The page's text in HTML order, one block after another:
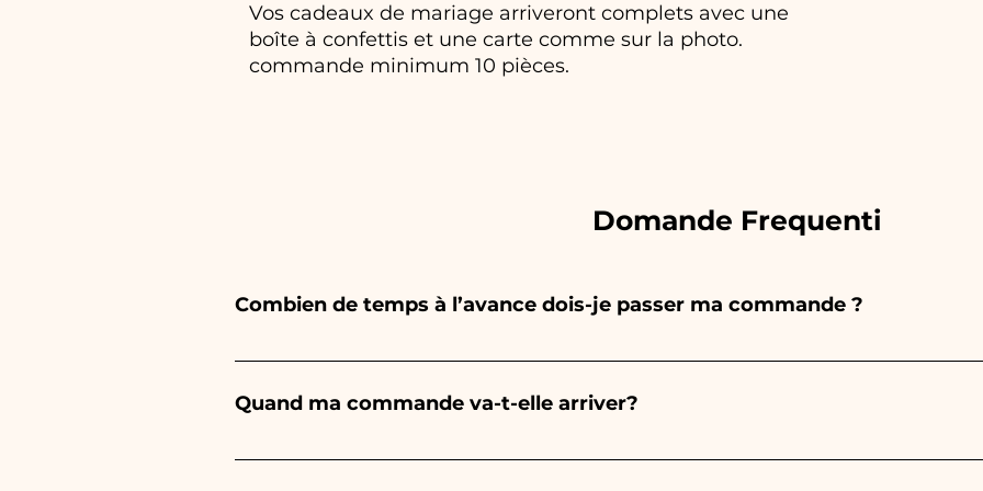
Vos cadeaux de mariage arriveront complets avec une
boîte à confettis et une carte comme sur la photo.
commande minimum 10 pièces.
Domande Frequenti
Combien de temps à l’avance dois-je passer ma commande ?
Ceramiche Ania crée et peint entièrement à la main, donc leur création prend
1/2 mois avant votre événement. Si votre événement a lieu avant les horaires
Quand ma commande va-t-elle arriver?
La réception de la commande est garantie 10/15 jours avant l'événement.